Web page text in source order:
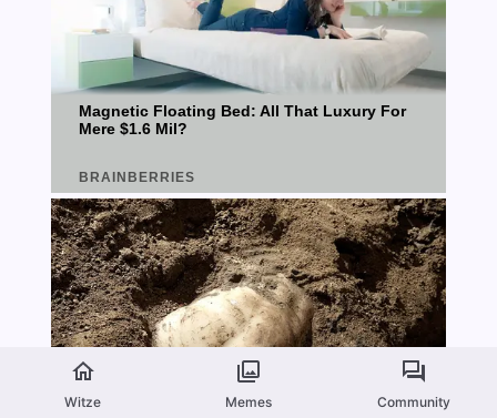
Witze Memes Community